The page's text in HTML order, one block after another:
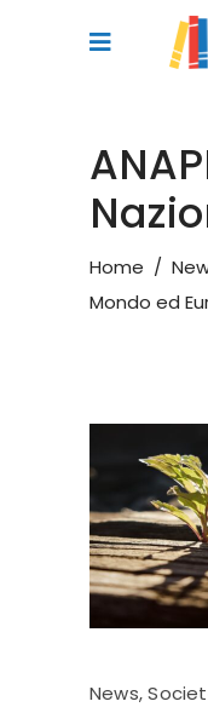
Home /
Mondo ed
News,